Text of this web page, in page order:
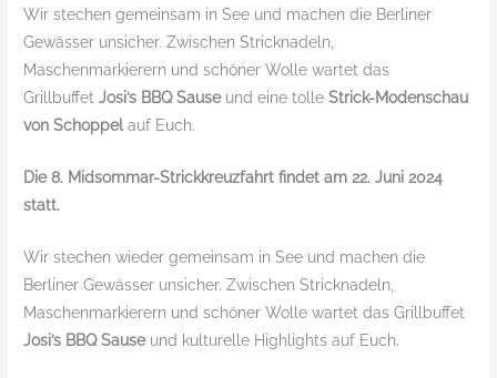
Wir stechen gemeinsam in See und machen die Berliner
Gewässer unsicher. Zwischen Stricknadeln,
Maschenmarkierern und schöner Wolle wartet das
GrillbuffetJosi’s BBQ Sauseund eine tolleStrick-Modenschau
von Schoppel auf Euch.
Die 8. Midsommar-Strickkreuzfahrt findet am 22. Juni 2024
statt.
Wir stechen wieder gemeinsam in See und machen die
Berliner Gewässer unsicher. Zwischen Stricknadeln,
Maschenmarkierern und schöner Wolle wartet das Grillbuffet
Josi’s BBQ Sauseund kulturelle Highlights auf Euch.